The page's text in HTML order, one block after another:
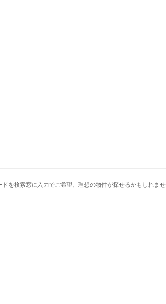
を検索窓に入力でご希望、理想の物件が探せるかもしれませ